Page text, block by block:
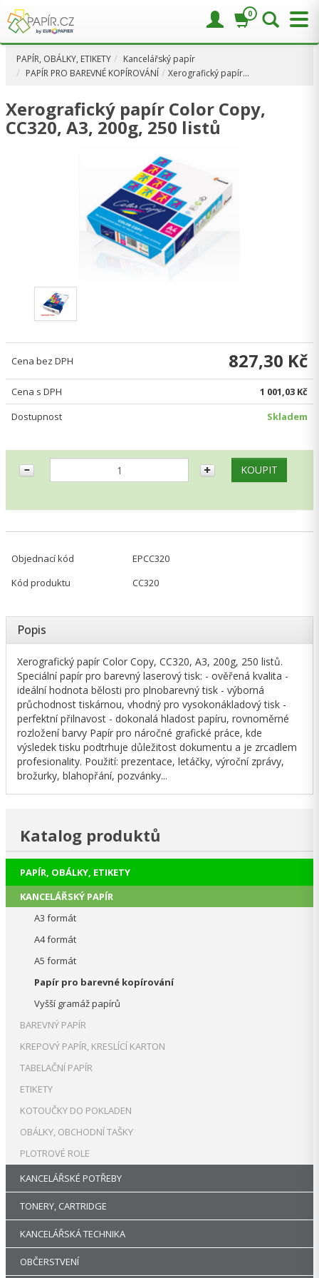
PAPÍR, OBÁLKY, ETIKETY
Kancelářský papír
PAPÍR PRO BAREVNÉ KOPÍROVÁNÍ
Xerografický papír…
Xerografický papír Color Copy,
CC320, A3, 200g, 250 listů
Cena bez DPH 827,30 Kč
Cena s DPH
1 001,03 Kč
Dostupnost
Skladem
Objednací kód
EPCC320
Kód produktu
CC320
Popis
Xerografický papír Color Copy, CC320, A3, 200g, 250 listů.
Speciální papír pro barevný laserový tisk: - ověřená kvalita -
ideální hodnota bělosti pro plnobarevný tisk - výborná
průchodnost tiskárnou, vhodný pro vysokonákladový tisk -
perfektní přilnavost - dokonalá hladost papíru, rovnoměrné
rozložení barvy Papír pro náročné grafické práce, kde
výsledek tisku podtrhuje důležitost dokumentu a je zrcadlem
profesionality. Použití: prezentace, letáčky, výroční zprávy,
brožurky, blahopřání, pozvánky...
Katalog produktů
PAPÍR, OBÁLKY, ETIKETY
KANCELÁŘSKÝ PAPÍR
A3 formát
A4 formát
A5 formát
Papír pro barevné kopírování
Vyšší gramáž papírů
BAREVNÝ PAPÍR
KREPOVÝ PAPÍR, KRESLÍCÍ KARTON
TABELAČNÍ PAPÍR
ETIKETY
KOTOUČKY DO POKLADEN
OBÁLKY, OBCHODNÍ TAŠKY
PLOTROVÉ ROLE
KANCELÁŘSKÉ POTŘEBY
TONERY, CARTRIDGE
KANCELÁŘSKÁ TECHNIKA
OBČERSTVENÍ
0